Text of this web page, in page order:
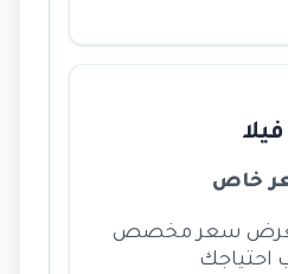
خاص
لعرض سعر مخصص